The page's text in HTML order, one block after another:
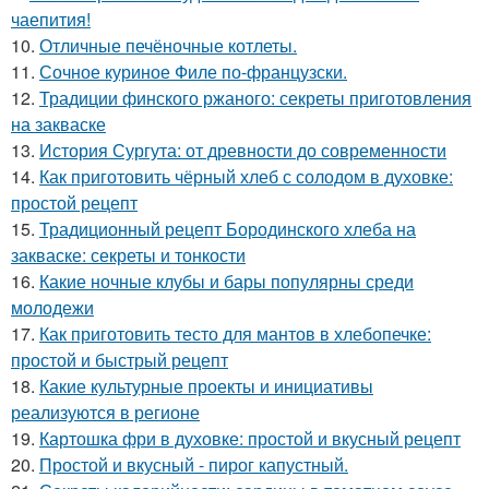
чаепития!
10. Отличные печёночные котлеты.
11. Сочное куриное Филе по-французски.
12. Традиции финского ржаного: секреты приготовления
на закваске
13. История Сургута: от древности до современности
14. Как приготовить чёрный хлеб с солодом в духовке:
простой рецепт
15. Традиционный рецепт Бородинского хлеба на
закваске: секреты и тонкости
16. Какие ночные клубы и бары популярны среди
молодежи
17. Как приготовить тесто для мантов в хлебопечке:
простой и быстрый рецепт
18. Какие культурные проекты и инициативы
реализуются в регионе
19. Картошка фри в духовке: простой и вкусный рецепт
20. Простой и вкусный - пирог капустный.